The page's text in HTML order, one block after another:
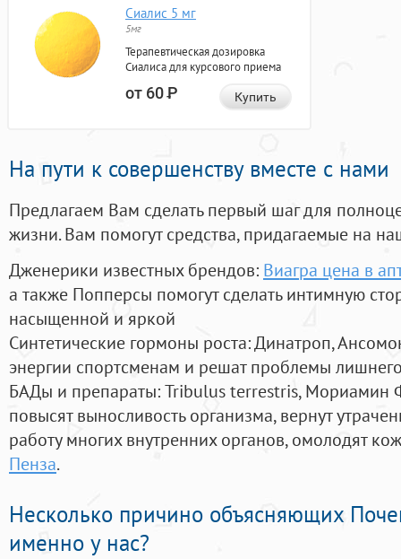
Сиалис 5 мг
5мг
Терапевтическая дозировка
Сиалиса для курсового приема
от 60Р Купить
На пути к совершенству вместе с нами
Предлагаем Вам сделать первый шаг для
жизни. Вам помогут средства, придагаемые на
Дженерики известных брендов: Виагра цена в
а также Попперсы помогут сделать интимную
насыщенной и яркой
Синтетические гормоны роста: Динатроп,
энергии спортсменам и решат проблемы
БАДы и препараты:Tribulus terrestris, Мориамин
повысят выносливость организма, вернут
работу многих внутренних органов, омолодят
Пенза.
Несколько причино объясняющих
именно у нас?